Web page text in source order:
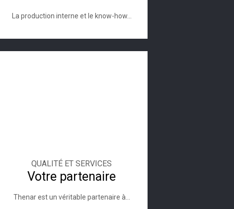
La production interne et le know-how...
QUALITÉ ET SERVICES
Votre partenaire
Thenar est un véritable partenaire à...